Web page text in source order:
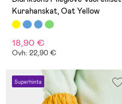
Kurahanskat, Oat Yellow
18,90 €
Ovh: 22,90 €
Superhinta